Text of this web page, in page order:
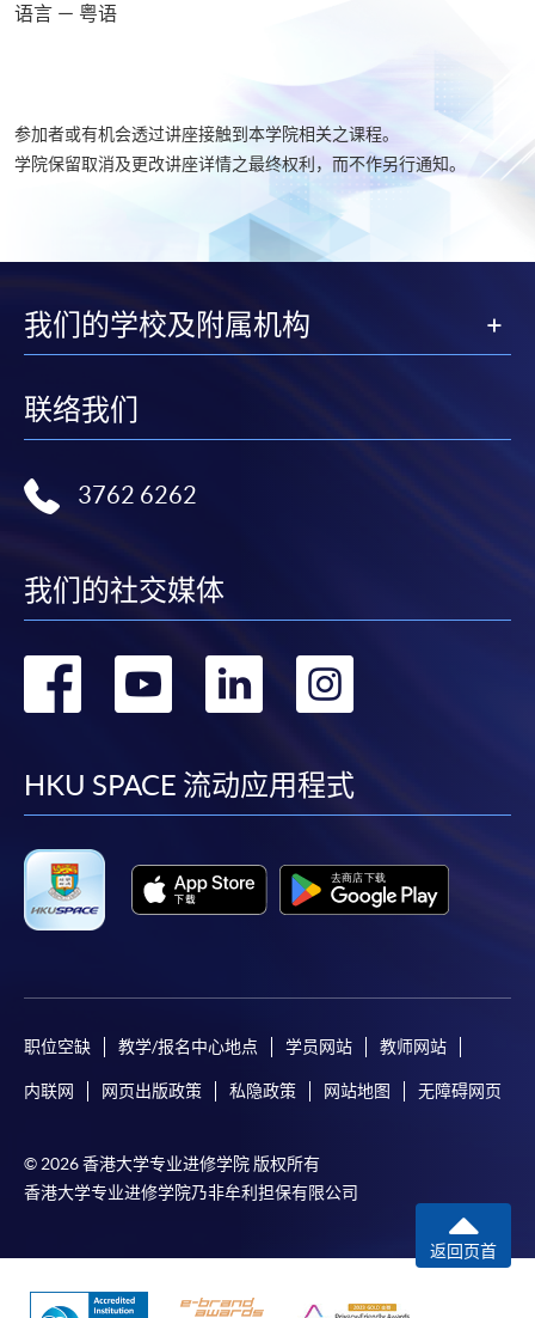
语言 － 粤语
参加者或有机会透过讲座接触到本学院相关之课程。
学院保留取消及更改讲座详情之最终权利，而不作另行通知。
我们的学校及附属机构
联络我们
3762 6262
我们的社交媒体
转
facebook
转
youtube
转
linkedin
转
HKU SPACE 流动应用程式
职位空缺 教学/报名中心地点 学员网站 教师网站
内联网 网页出版政策 私隐政策 网站地图 无障碍网页
© 2026 香港大学专业进修学院 版权所有
香港大学专业进修学院乃非牟利担保有限公司
返回页首